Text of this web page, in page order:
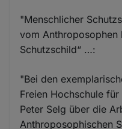
"Menschlicher
vom Anthroposophen
Schutzschild“ …:
"Bei den
Freien Hochschule
Peter Selg über die
Anthroposophischen